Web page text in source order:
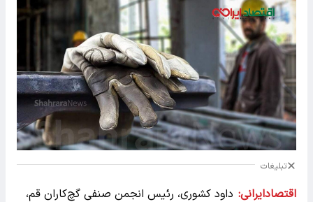
تبلیغات
اقتصادایرانی: داود کشوری، رئیس انجمن صنفی گچ‌کاران قم،